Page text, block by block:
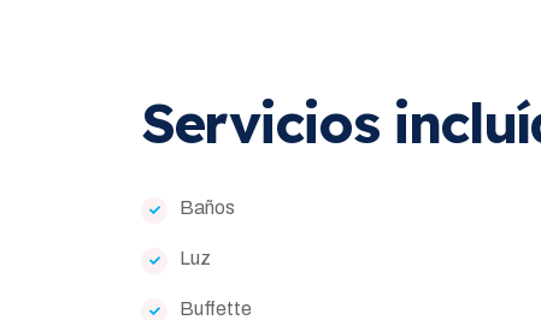
Servicios
Baños
Luz
Buffette